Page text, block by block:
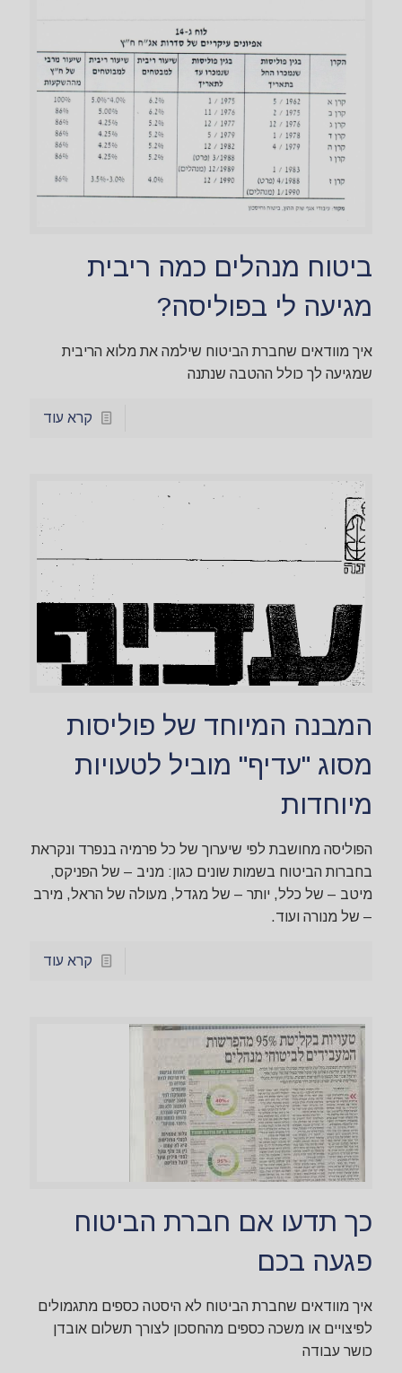
ביטוח מנהלים כמה ריבית
מגיעה לי בפוליסה?
איך מוודאים שחברת הביטוח שילמה את מלוא הריבית
שמגיעה לך כולל ההטבה שנתנה
קרא עוד
המבנה המיוחד של פוליסות
מסוג "עדיף" מוביל לטעויות
מיוחדות
הפוליסה מחושבת לפי שיערוך של כל פרמיה בנפרד ונקראת
בחברות הביטוח בשמות שונים כגון: מניב – של הפניקס,
מיטב – של כלל, יותר – של מגדל, מעולה של הראל, מירב
– של מנורה ועוד.
קרא עוד
כך תדעו אם חברת הביטוח
פגעה בכם
איך מוודאים שחברת הביטוח לא היסטה כספים מתגמולים
לפיצויים או משכה כספים מהחסכון לצורך תשלום אובדן
כושר עבודה